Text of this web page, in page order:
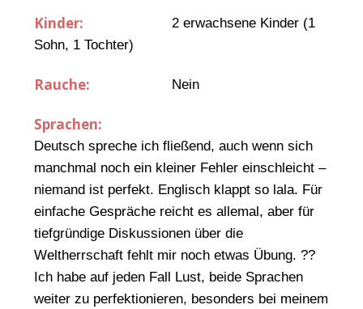
Kinder:
2 erwachsene Kinder (1
Sohn, 1 Tochter)
Rauche: Nein
Sprachen:
Deutsch spreche ich fließend, auch wenn sich
manchmal noch ein kleiner Fehler einschleicht –
niemand ist perfekt. Englisch klappt so lala. Für
einfache Gespräche reicht es allemal, aber für
tiefgründige Diskussionen über die
Weltherrschaft fehlt mir noch etwas Übung. ??
Ich habe auf jeden Fall Lust, beide Sprachen
weiter zu perfektionieren, besonders bei meinem